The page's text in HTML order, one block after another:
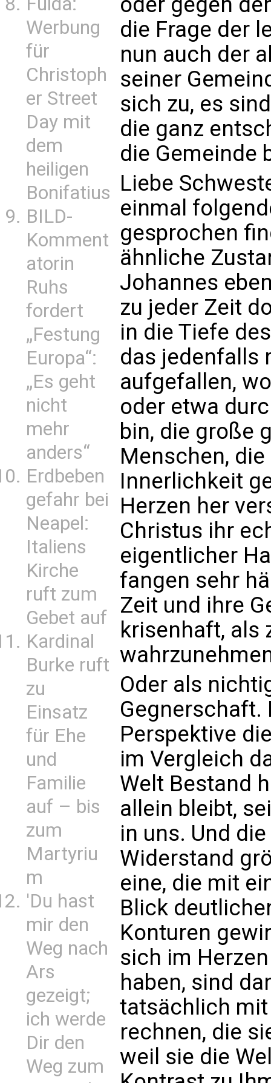
Werbung
für
Christoph
er Street
Day mit
dem
heiligen
Bonifatius
BILD-
Komment
atorin
Ruhs
fordert
„Festung
Europa“:
„Es geht
nicht
mehr
anders“
Erdbeben
gefahr bei
Neapel:
Italiens
Kirche
ruft zum
Gebet auf
Kardinal
Burke ruft
zu
Einsatz
für Ehe
und
Familie
auf – bis
zum
Martyriu
m
'Du hast
mir den
Weg nach
Ars
gezeigt;
ich werde
Dir den
Weg zum
die Frage der
nun auch der
seiner
sich zu, es
die ganz
die Gemeinde
Liebe
einmal
gesprochen
ähnliche
Johannes
zu jeder Zeit
in die Tiefe
das jedenfalls
aufgefallen,
oder etwa
bin, die große
Menschen,
Innerlichkeit
Herzen her
Christus ihr
eigentlicher
fangen sehr
Zeit und ihre
krisenhaft, als
Oder als
Gegnerschaft.
Perspektive
im Vergleich
Welt Bestand
allein bleibt,
in uns. Und
Widerstand
eine, die mit
Blick
Konturen
sich im
haben, sind
tatsächlich
rechnen, die
weil sie die